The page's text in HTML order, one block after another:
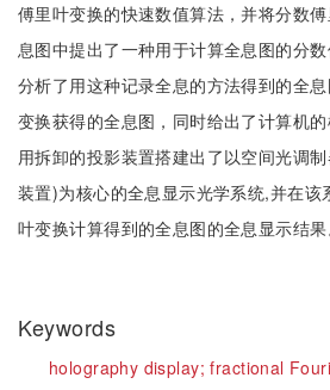
傅里叶变换的快速数值算法，并将分数
息图中提出了一种用于计算全息图的分
分析了用这种记录全息的方法得到的全
变换获得的全息图，同时给出了计算机
用拆卸的投影装置搭建出了以空间光调
装置)为核心的全息显示光学系统,并在该
叶变换计算得到的全息图的全息显示结果
Keywords
holography display;fractional